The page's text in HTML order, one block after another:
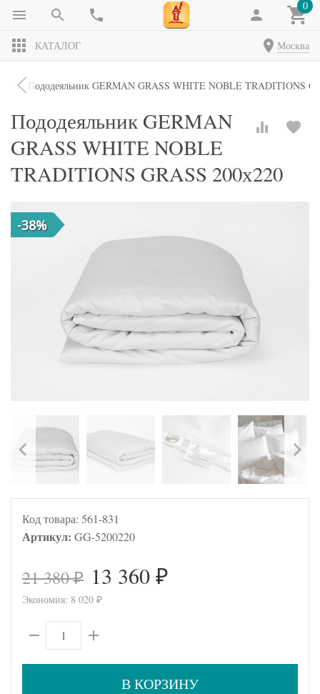
0
КАТАЛОГ Москва
Пододеяльник GERMAN GRASS WHITE NOBLE TRADITIONS
Пододеяльник GERMAN
GRASS WHITE NOBLE
TRADITIONS GRASS 200х220
-38%
Код товара: 561-831
Артикул: GG-5200220
21 380₽ 13 360 ₽
Экономия: 8 020 ₽
В КОРЗИНУ